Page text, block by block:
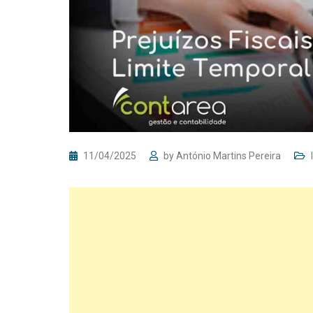
11/04/2025 byAntónio Martins Pereira